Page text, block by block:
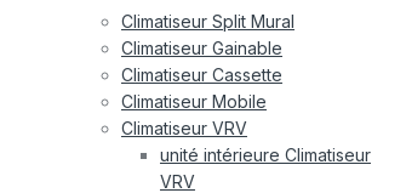
Climatiseur Split Mural
Climatiseur Gainable
Climatiseur Cassette
Climatiseur Mobile
Climatiseur VRV
unité intérieure Climatiseur
VRV